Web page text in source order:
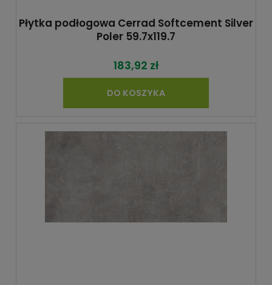
Płytka podłogowa Cerrad Softcement Silver
Poler 59.7x119.7
183,92 zł
DO KOSZYKA